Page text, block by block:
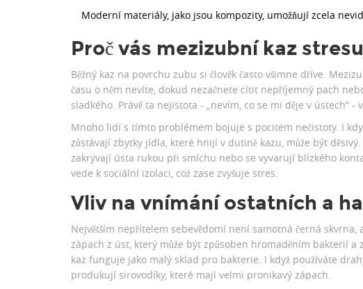
Moderní materiály, jako jsou kompozity, umožňují zcela
Proč vás mezizubní kaz
Běžný kaz na povrchu zubu si člověk často všimne dříve.
času o něm nevíte, dokud nezačnete cítit nepříjemný pach
sladkého. Právě ta nejistota - „nevím, co se mi děje v ústech“ -
Mnoho lidí s tímto problémem bojuje s pocitem nečistoty. I
zůstávají zbytky jídla, které hnijí v dutině kazu, může být
zakrývají ústa rukou při smíchu nebo se vyvarují blízkého
vede k sociální izolaci, což zase zvyšuje stres.
Vliv na vnímání ostatních a
Největším nepřítelem sebevědomí není samotná černá skvrna,
zápach z úst, který může být způsoben hromaděním bakterií
kaz funguje jako malý sklad pro bakterie. I když používáte
produkují sirovodíky, které mají velmi pronikavý zápach.